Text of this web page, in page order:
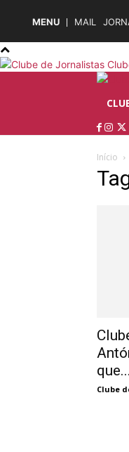
MENU MAIL
Início
que...
Clube